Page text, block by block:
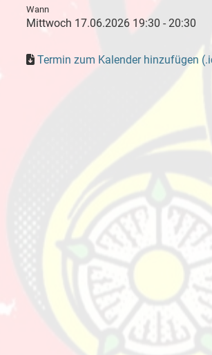
Wann
Mittwoch 17.06.2026 19:30 - 20:30
Termin zum Kalender hinzufügen